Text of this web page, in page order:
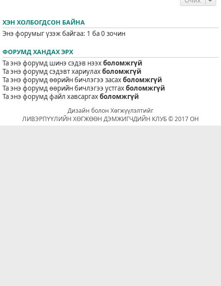
ХЭН ХОЛБОГДСОН БАЙНА
Энэ форумыг үзэж байгаа: 1 ба 0 зочин
ФОРУМД ХАНДАХ ЭРХ
Та энэ форумд шинэ сэдэв нээхболомжгүй
Та энэ форумд сэдэвт хариулахболомжгүй
Та энэ форумд өөрийн бичлэгээ засахболомжгүй
Та энэ форумд өөрийн бичлэгээ устгахболомжгүй
Та энэ форумд файл хавсаргахболомжгүй
Дизайн болон Хөгжүүлэлтийг
ЛИВЭРПҮҮЛИЙН ХӨГЖӨӨН ДЭМЖИГЧДИЙН КЛУБ © 2017 ОН